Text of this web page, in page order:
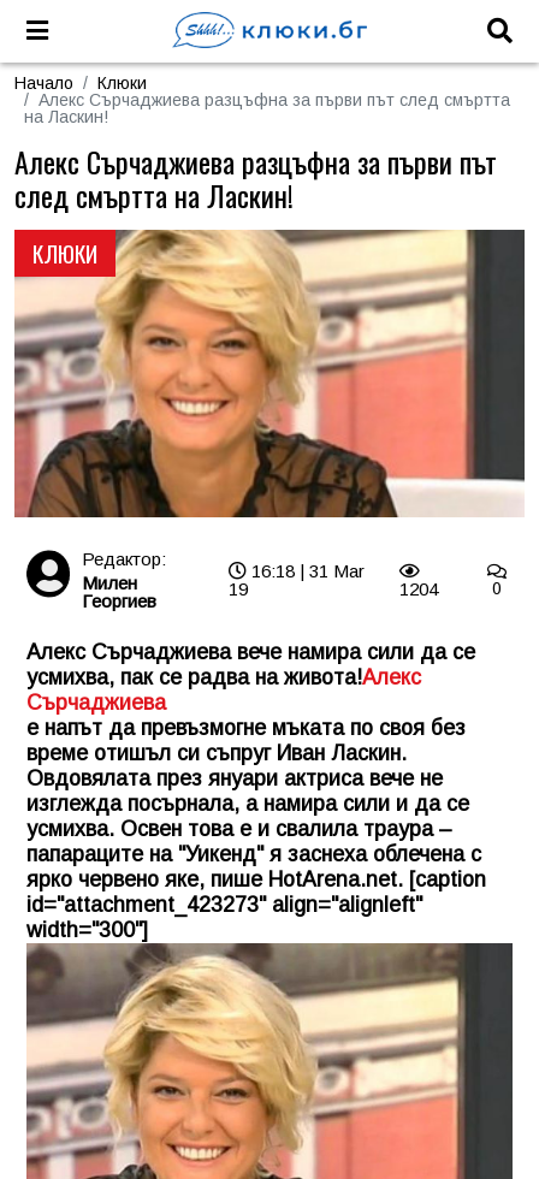
Начало
Клюки
Алекс Сърчаджиева разцъфна за първи път след смъртта
на Ласкин!
КЛЮКИ
Алекс Сърчаджиева разцъфна за първи път
след смъртта на Ласкин!
Редактор:
Милен
Георгиев
16:18 | 31 Mar
19
1204 0
Алекс Сърчаджиева вече намира сили да се
усмихва, пак се радва на живота!Алекс
Сърчаджиева
е напът да превъзмогне мъката по своя без
време отишъл си съпруг Иван Ласкин.
Овдовялата през януари актриса вече не
изглежда посърнала, а намира сили и да се
усмихва. Освен това е и свалила траура –
папараците на "Уикенд" я заснеха облечена с
ярко червено яке, пише HotArena.net. [caption
id="attachment_423273" align="alignleft"
width="300"]